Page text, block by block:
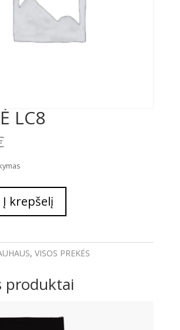
LC8
Į krepšelį
, VISOS PREKĖS
produktai